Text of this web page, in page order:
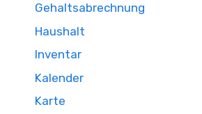
Gehaltsabrechnung
Haushalt
Inventar
Kalender
Karte